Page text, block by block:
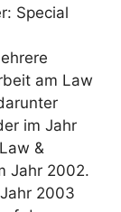
Special
am Law
im Jahr
&
Jahr 2002.
2003